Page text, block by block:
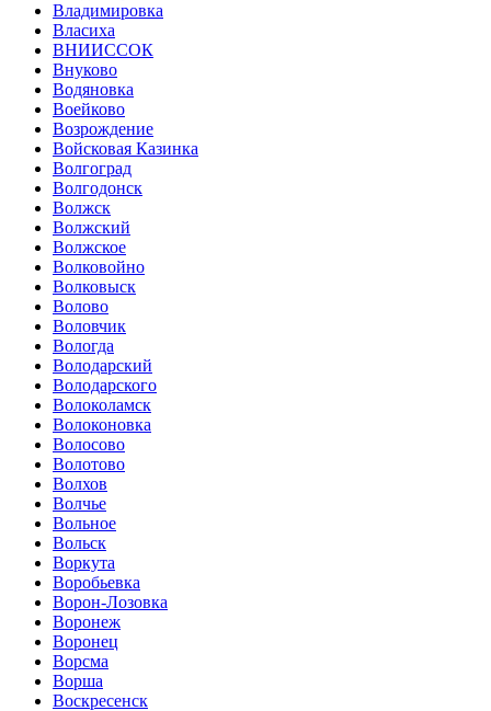
Владимировка
Власиха
ВНИИССОК
Внуково
Водяновка
Воейково
Возрождение
Войсковая Казинка
Волгоград
Волгодонск
Волжск
Волжский
Волжское
Волковойно
Волковыск
Волово
Воловчик
Вологда
Володарский
Володарского
Волоколамск
Волоконовка
Волосово
Волотово
Волхов
Волчье
Вольное
Вольск
Воркута
Воробьевка
Ворон-Лозовка
Воронеж
Воронец
Ворсма
Ворша
Воскресенск